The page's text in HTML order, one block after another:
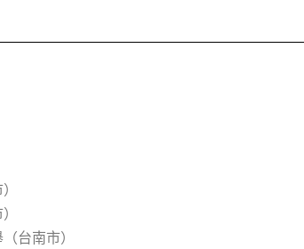
台南市）